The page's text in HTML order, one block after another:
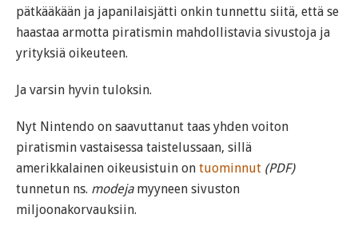
pätkääkään ja japanilaisjätti onkin tunnettu siitä, että se
haastaa armotta piratismin mahdollistavia sivustoja ja
yrityksiä oikeuteen.
Ja varsin hyvin tuloksin.
Nyt Nintendo on saavuttanut taas yhden voiton
piratismin vastaisessa taistelussaan, sillä
amerikkalainen oikeusistuin on tuominnut (PDF)
tunnetun ns. modejamyyneen sivuston
miljoonakorvauksiin.